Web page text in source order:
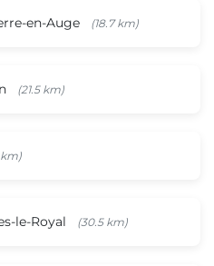
en-Auge (18.7 km)
(21.5 km)
km)
le-Royal (30.5 km)